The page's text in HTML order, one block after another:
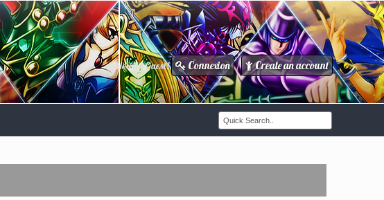
Howdy Guest! Connexion / Create an account